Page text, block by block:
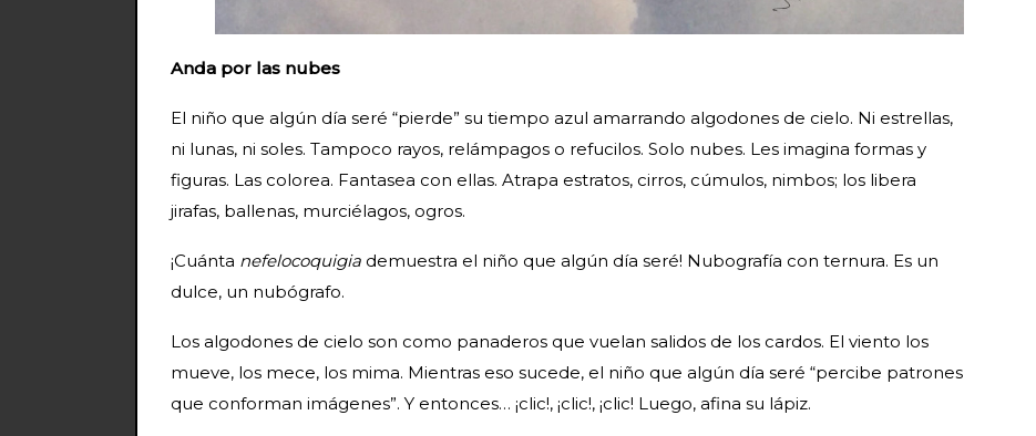
Anda por las nubes
El niño que algún día seré “pierde” su tiempo azul amarrando algodones de cielo. Ni estrellas,
ni lunas, ni soles. Tampoco rayos, relámpagos o refucilos. Solo nubes. Les imagina formas y
figuras. Las colorea. Fantasea con ellas. Atrapa estratos, cirros, cúmulos, nimbos; los libera
jirafas, ballenas, murciélagos, ogros.
¡Cuánta nefelocoquigia demuestra el niño que algún día seré! Nubografía con ternura. Es un
dulce, un nubógrafo.
Los algodones de cielo son como panaderos que vuelan salidos de los cardos. El viento los
mueve, los mece, los mima. Mientras eso sucede, el niño que algún día seré “percibe patrones
que conforman imágenes”. Y entonces… ¡clic!, ¡clic!, ¡clic! Luego, afina su lápiz.